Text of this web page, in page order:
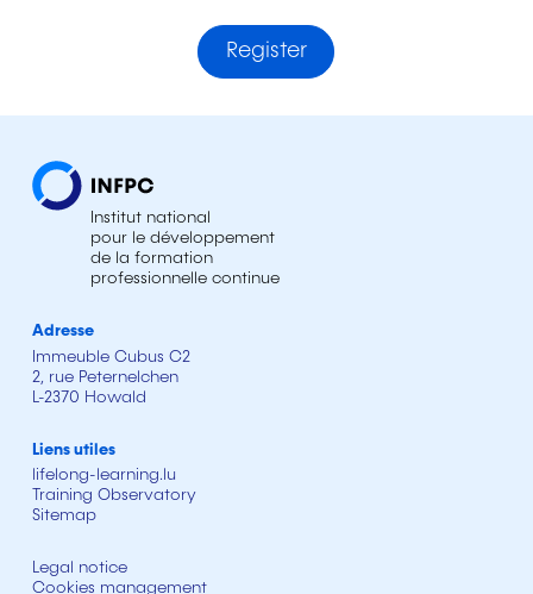
Register
Institut national
pour le développement
de la formation
professionnelle continue
Adresse
Immeuble Cubus C2
2, rue Peternelchen
L-2370 Howald
Liens utiles
lifelong-learning.lu
Training Observatory
Sitemap
Legal notice
Cookies management